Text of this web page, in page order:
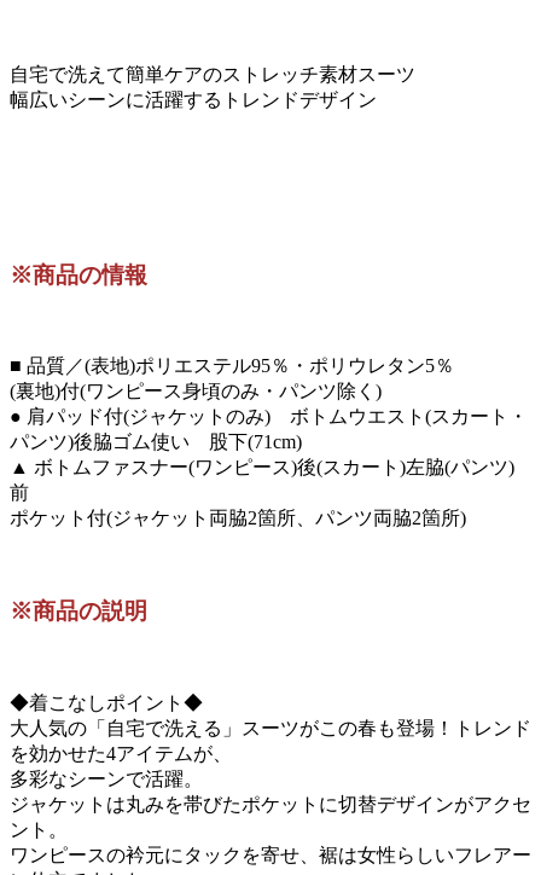
自宅で洗えて簡単ケアのストレッチ素材スーツ
幅広いシーンに活躍するトレンドデザイン
※商品の情報
■ 品質／(表地)ポリエステル95％・ポリウレタン5％
(裏地)付(ワンピース身頃のみ・パンツ除く)
● 肩パッド付(ジャケットのみ) ボトムウエスト(スカート・
パンツ)後脇ゴム使い 股下(71cm)
▲ ボトムファスナー(ワンピース)後(スカート)左脇(パンツ)
前
ポケット付(ジャケット両脇2箇所、パンツ両脇2箇所)
※商品の説明
◆着こなしポイント◆
大人気の「自宅で洗える」スーツがこの春も登場！トレンド
を効かせた4アイテムが、
多彩なシーンで活躍。
ジャケットは丸みを帯びたポケットに切替デザインがアクセ
ント。
ワンピースの衿元にタックを寄せ、裾は女性らしいフレアー